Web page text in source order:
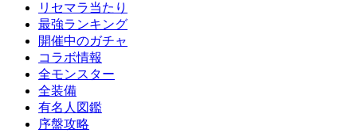
リセマラ当たり
最強ランキング
開催中のガチャ
コラボ情報
全モンスター
全装備
有名人図鑑
序盤攻略